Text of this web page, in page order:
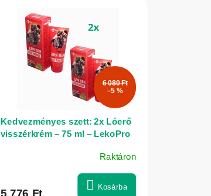
6 080 Ft
–5 %
Kedvezményes szett: 2x Lóerő
visszérkrém – 75 ml – LekoPro
Raktáron
5 776 Ft Kosárba